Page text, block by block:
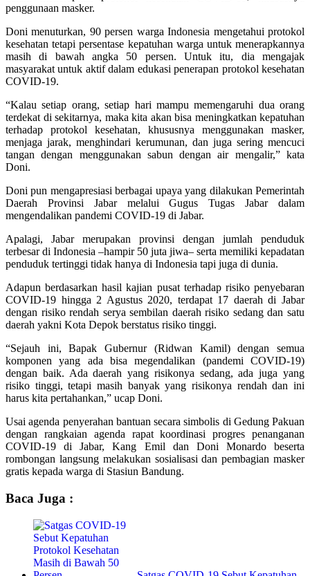
penggunaan masker.
Doni menuturkan, 90 persen warga Indonesia mengetahui protokol
kesehatan tetapi persentase kepatuhan warga untuk menerapkannya
masih di bawah angka 50 persen. Untuk itu, dia mengajak
masyarakat untuk aktif dalam edukasi penerapan protokol kesehatan
COVID-19.
“Kalau setiap orang, setiap hari mampu memengaruhi dua orang
terdekat di sekitarnya, maka kita akan bisa meningkatkan kepatuhan
terhadap protokol kesehatan, khususnya menggunakan masker,
menjaga jarak, menghindari kerumunan, dan juga sering mencuci
tangan dengan menggunakan sabun dengan air mengalir,” kata
Doni.
Doni pun mengapresiasi berbagai upaya yang dilakukan Pemerintah
Daerah Provinsi Jabar melalui Gugus Tugas Jabar dalam
mengendalikan pandemi COVID-19 di Jabar.
Apalagi, Jabar merupakan provinsi dengan jumlah penduduk
terbesar di Indonesia –hampir 50 juta jiwa– serta memiliki kepadatan
penduduk tertinggi tidak hanya di Indonesia tapi juga di dunia.
Adapun berdasarkan hasil kajian pusat terhadap risiko penyebaran
COVID-19 hingga 2 Agustus 2020, terdapat 17 daerah di Jabar
dengan risiko rendah serya sembilan daerah risiko sedang dan satu
daerah yakni Kota Depok berstatus risiko tinggi.
“Sejauh ini, Bapak Gubernur (Ridwan Kamil) dengan semua
komponen yang ada bisa megendalikan (pandemi COVID-19)
dengan baik. Ada daerah yang risikonya sedang, ada juga yang
risiko tinggi, tetapi masih banyak yang risikonya rendah dan ini
harus kita pertahankan,” ucap Doni.
Usai agenda penyerahan bantuan secara simbolis di Gedung Pakuan
dengan rangkaian agenda rapat koordinasi progres penanganan
COVID-19 di Jabar, Kang Emil dan Doni Monardo beserta
rombongan langsung melakukan sosialisasi dan pembagian masker
gratis kepada warga di Stasiun Bandung.
Baca Juga :